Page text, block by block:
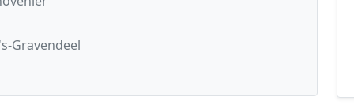
Gravendeel